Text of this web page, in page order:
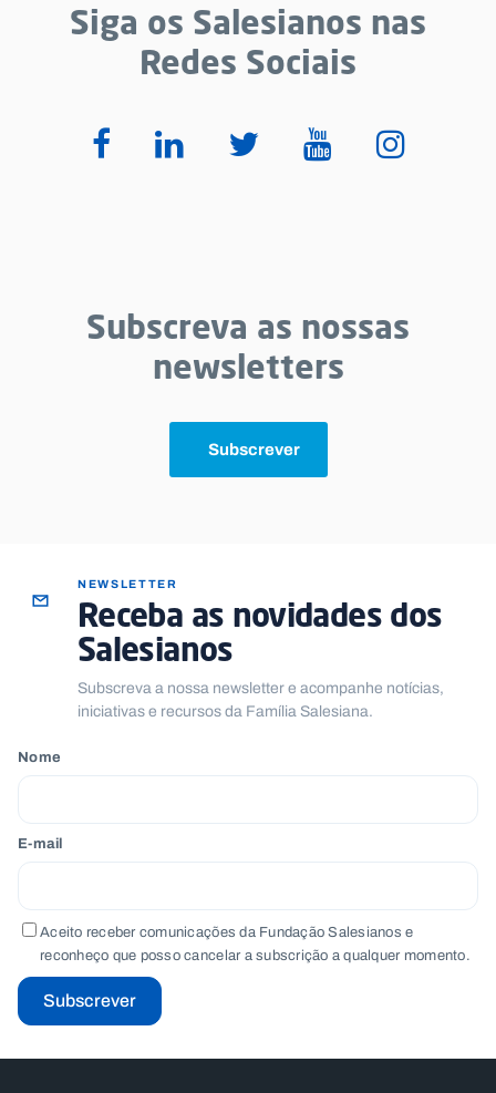
Siga os Salesianos nas
Redes Sociais
Subscreva as nossas
newsletters
Subscrever
NEWSLETTER
Receba as novidades dos
Salesianos
Subscreva a nossa newsletter e acompanhe notícias,
iniciativas e recursos da Família Salesiana.
Nome
E-mail
Aceito receber comunicações da Fundação Salesianos e
reconheço que posso cancelar a subscrição a qualquer momento.
Subscrever